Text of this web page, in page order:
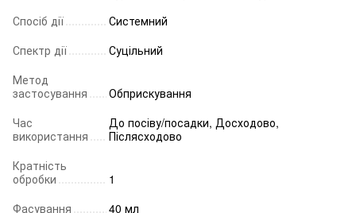
Спосіб дії
Системний
Спектр дії
Суцільний
Метод
застосування
Обприскування
Час
використання
До посіву/посадки, Досходово,
Післясходово
Кратність
обробки
1
Фасування
40 мл